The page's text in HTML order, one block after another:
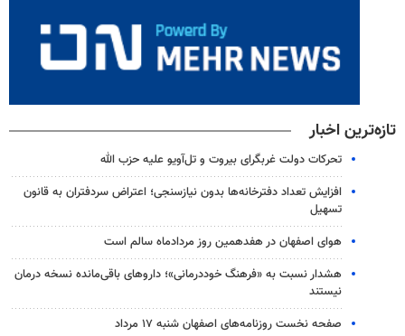
تازه‌ترین اخبار
تحرکات دولت غربگرای بیروت و تل‌آویو علیه حزب الله
افزایش تعداد دفترخانه‌ها بدون نیازسنجی؛ اعتراض سردفتران به قانون
تسهیل
هوای اصفهان در هفدهمین روز مردادماه سالم است
هشدار نسبت به «فرهنگ خوددرمانی»؛ داروهای باقی‌مانده نسخه درمان
نیستند
صفحه نخست روزنامه‌های اصفهان شنبه ۱۷ مرداد